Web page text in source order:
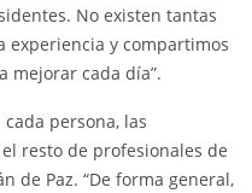
No existen tantas
experiencia y compartimos
mejorar cada día”.
persona, las
resto de profesionales de
de Paz. “De forma general,